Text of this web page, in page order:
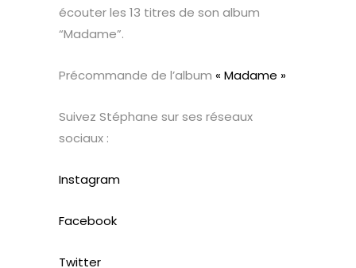
écouter les 13 titres de son album
“Madame”.
Précommande de l’album « Madame »
Suivez Stéphane sur ses réseaux
sociaux :
Instagram
Facebook
Twitter